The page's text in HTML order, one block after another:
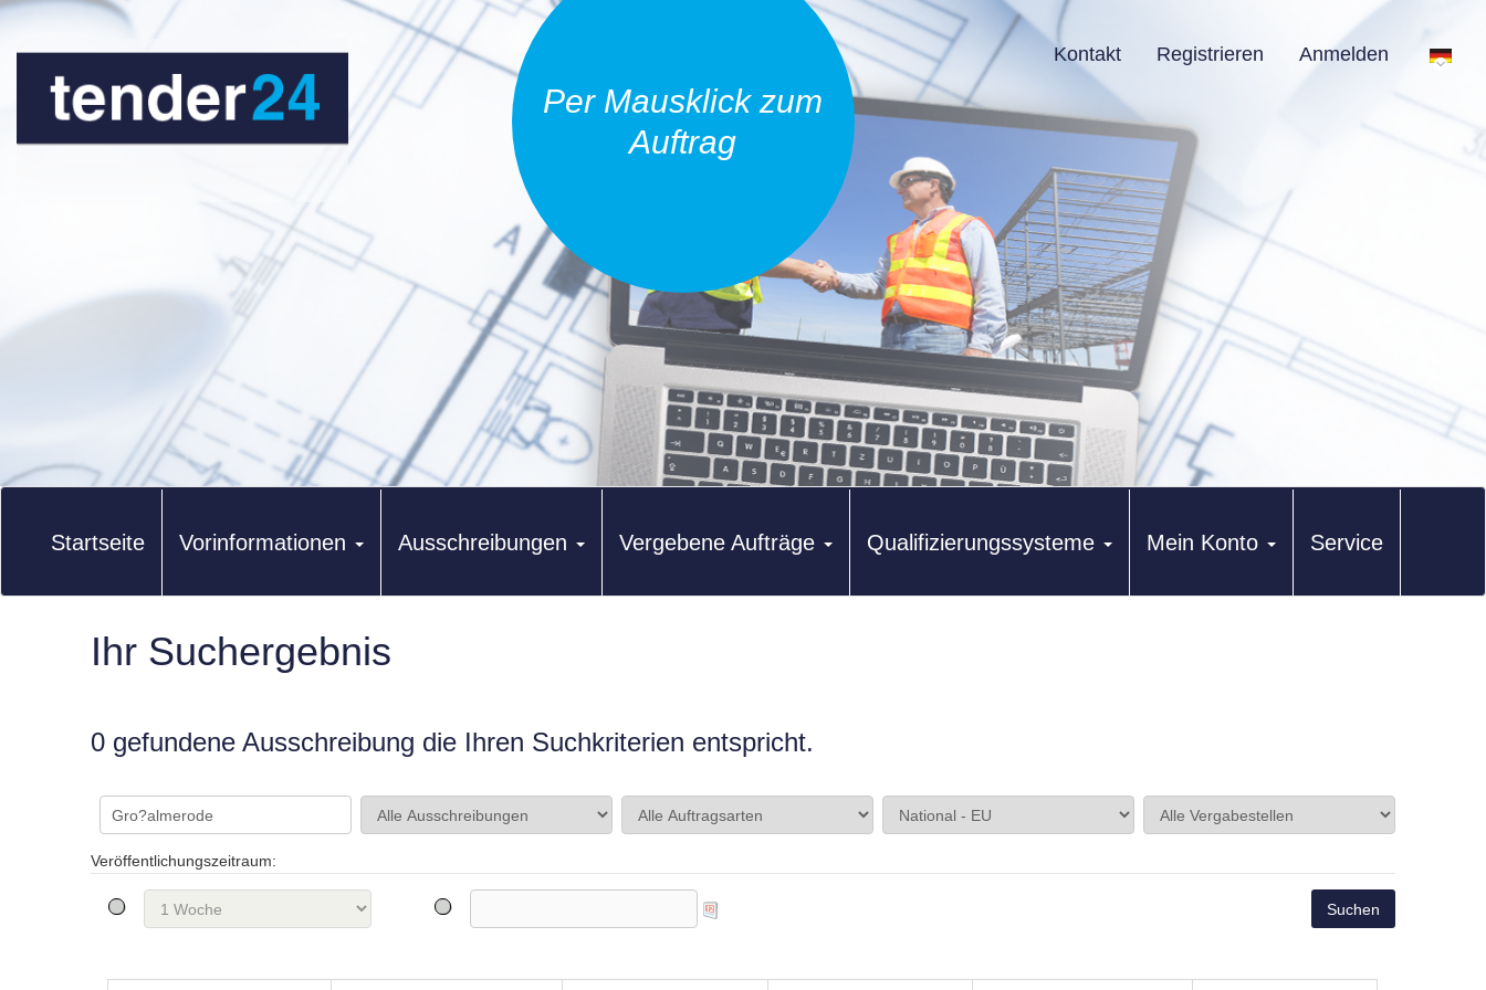
Per Mausklick zum
Auftrag
Kontakt Registrieren Anmelden
Startseite Vorinformationen Ausschreibungen Vergebene Aufträge Qualifizierungssysteme Mein Konto Service
Ihr Suchergebnis
0 gefundene Ausschreibung die Ihren Suchkriterien entspricht.
Veröffentlichungszeitraum: